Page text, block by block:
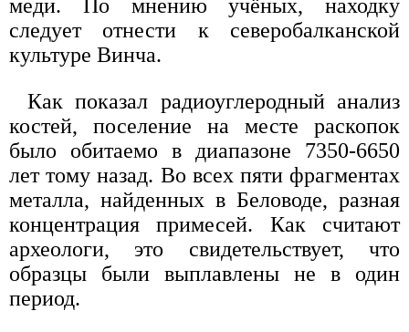
меди. По мнению учёных, находку
следует отнести к северобалканской
культуре Винча.
Как показал радиоуглеродный анализ
костей, поселение на месте раскопок
было обитаемо в диапазоне 7350-6650
лет тому назад. Во всех пяти фрагментах
металла, найденных в Беловоде, разная
концентрация примесей. Как считают
археологи, это свидетельствует, что
образцы были выплавлены не в один
период.